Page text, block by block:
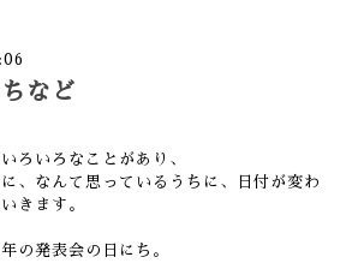
など
ろいろなことがあり、
、なんて思っているうちに、日付が変わ
きます。
の発表会の日にち。